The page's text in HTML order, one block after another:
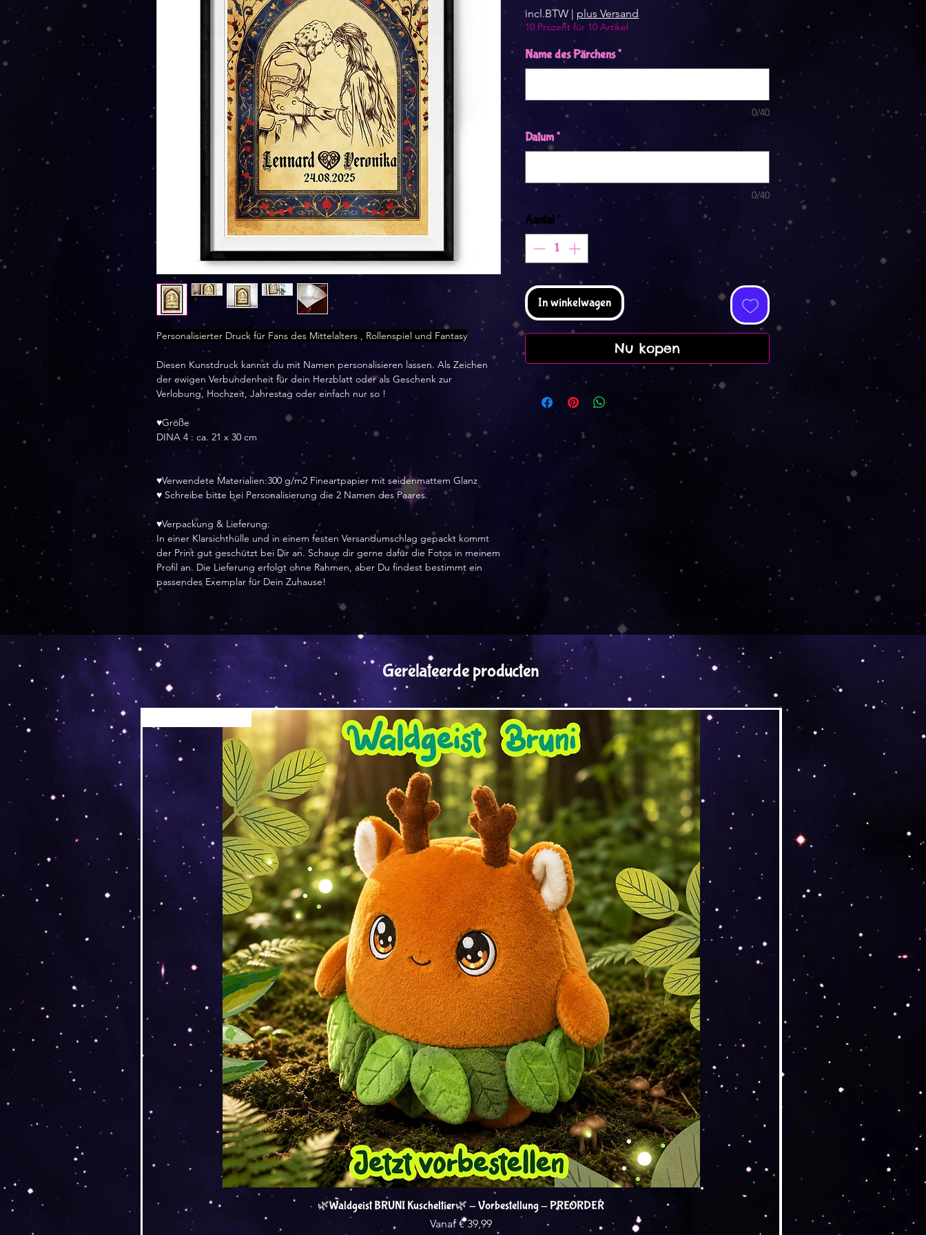
Personalisierter Druck für Fans des Mittelalters , Rollenspiel und Fantasy
Diesen Kunstdruck kannst du mit Namen personalisieren lassen. Als Zeichen
der ewigen Verbundenheit für dein Herzblatt oder als Geschenk zur
Verlobung, Hochzeit, Jahrestag oder einfach nur so !
♥Größe
DINA 4 : ca. 21 x 30 cm
♥Verwendete Materialien:300 g/m2 Fineartpapier mit seidenmattem Glanz
♥ Schreibe bitte bei Personalisierung die 2 Namen des Paares.
♥Verpackung & Lieferung:
In einer Klarsichthülle und in einem festen Versandumschlag gepackt kommt
der Print gut geschützt bei Dir an. Schaue dir gerne dafür die Fotos in meinem
Profil an. Die Lieferung erfolgt ohne Rahmen, aber Du findest bestimmt ein
passendes Exemplar für Dein Zuhause!
incl.BTW | plus Versand
10 Prozent für 10 Artikel
Name des Pärchens*
0/40
Datum*
0/40
Aantal *
In winkelwagen
Nu kopen
Gerelateerde producten
Snel overzicht
🌿Waldgeist BRUNI Kuscheltier🌿 - Vorbestellung - PREORDER
Vanaf€ 39,99
Verkoopprijs